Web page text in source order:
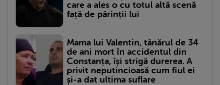
care a ales o cu totul altă scenă
față de părinții lui
Mama lui Valentin, tânărul de 34
de ani mort în accidentul din
Constanța, își strigă durerea. A
privit neputincioasă cum fiul ei
și-a dat ultima suflare